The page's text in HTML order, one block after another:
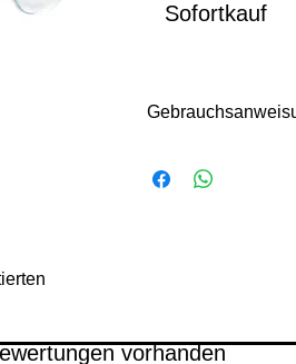
Sofortkauf
funktionieren am
mindestens 30
vorhanden